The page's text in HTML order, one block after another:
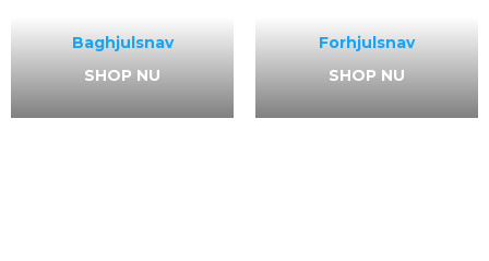
Baghjulsnav
SHOP NU
Forhjulsnav
SHOP NU